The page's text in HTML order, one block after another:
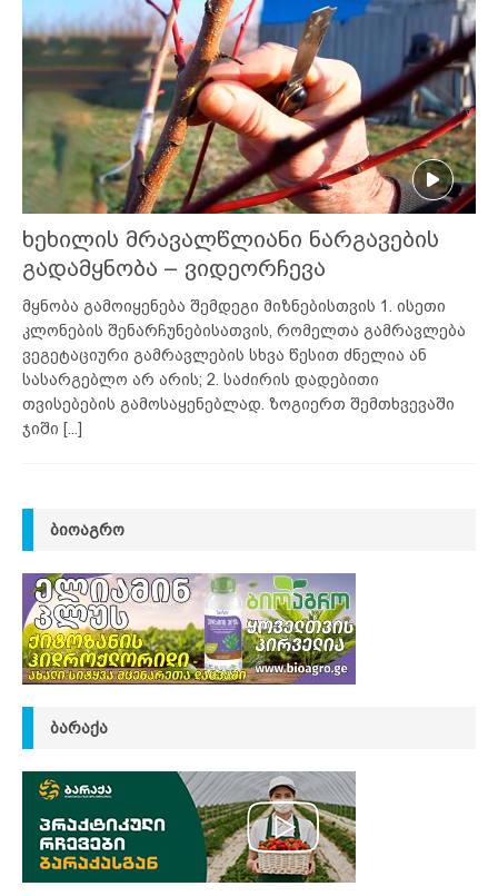
ხეხილის მრავალწლიანი ნარგავების
გადამყნობა – ვიდეორჩევა
მყნობა გამოიყენება შემდეგი მიზნებისთვის 1. ისეთი
კლონების შენარჩუნებისათვის, რომელთა გამრავლება
ვეგეტაციური გამრავლების სხვა წესით ძნელია ან
სასარგებლო არ არის; 2. საძირის დადებითი
თვისებების გამოსაყენებლად. ზოგიერთ შემთხვევაში
ჯიში [...]
ᲑᲘᲝᲐᲒᲠᲝ
ᲑᲐᲠᲐᲥᲐ